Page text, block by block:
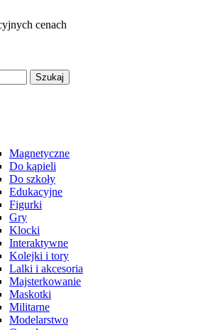
cenach
Magnetyczne
Do kąpieli
Do szkoły
Edukacyjne
Figurki
Gry
Klocki
Interaktywne
Kolejki i tory
Lalki i akcesoria
Majsterkowanie
Maskotki
Militarne
Modelarstwo